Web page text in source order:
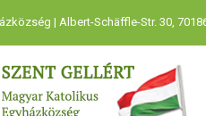
| Albert-Schäffle-Str. 30,